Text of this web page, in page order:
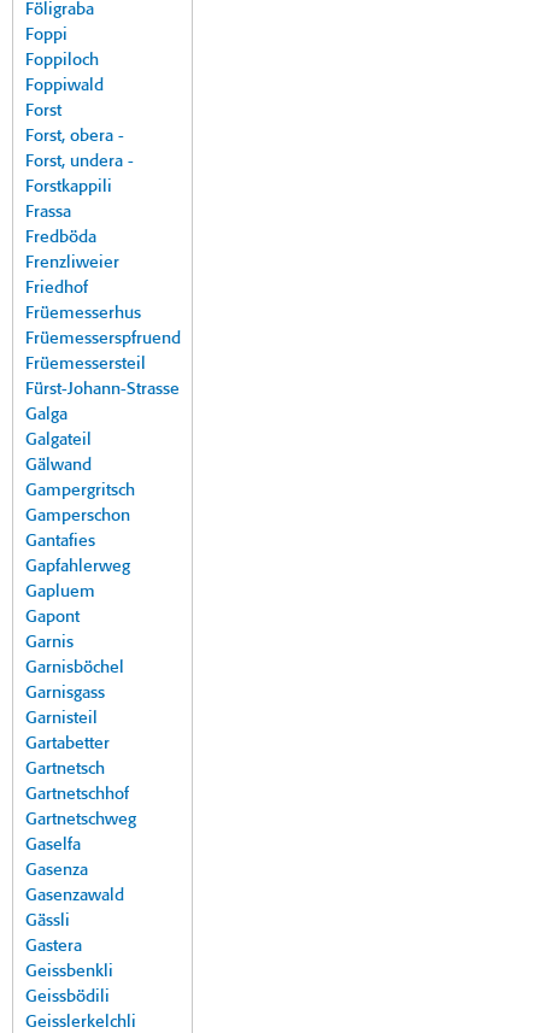
Föligraba
Foppi
Foppiloch
Foppiwald
Forst
Forst, obera -
Forst, undera -
Forstkappili
Frassa
Fredböda
Frenzliweier
Friedhof
Früemesserhus
Früemesserspfruend
Früemessersteil
Fürst-Johann-Strasse
Galga
Galgateil
Gälwand
Gampergritsch
Gamperschon
Gantafies
Gapfahlerweg
Gapluem
Gapont
Garnis
Garnisböchel
Garnisgass
Garnisteil
Gartabetter
Gartnetsch
Gartnetschhof
Gartnetschweg
Gaselfa
Gasenza
Gasenzawald
Gässli
Gastera
Geissbenkli
Geissbödili
Geisslerkelchli